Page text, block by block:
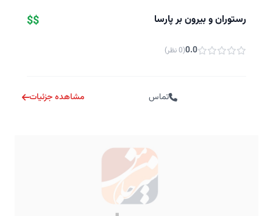
رستوران و بیرون بر پارسا $$
0.0(0 نظر)
تماس مشاهده جزئیات